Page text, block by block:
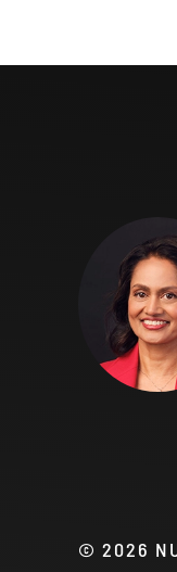
©2026